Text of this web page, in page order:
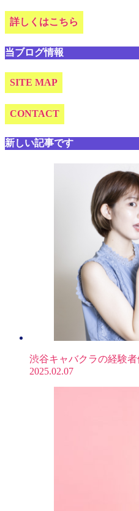
詳しくはこちら
当ブログ情報
SITE MAP
CONTACT
新しい記事です
渋谷キャバクラの経験
2025.02.07